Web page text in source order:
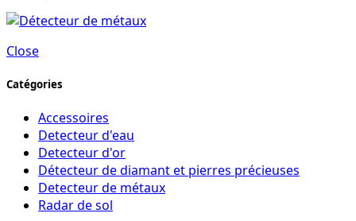
Close
Catégories
Accessoires
Detecteur d'eau
Detecteur d'or
Détecteur de diamant et pierres précieuses
Detecteur de métaux
Radar de sol